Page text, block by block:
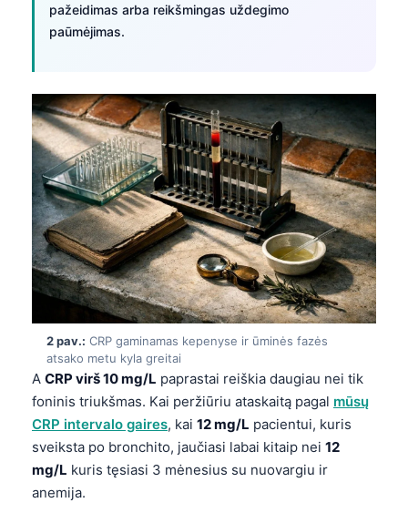
pažeidimas arba reikšmingas uždegimo
paūmėjimas.
2 pav.: CRP gaminamas kepenyse ir ūminės fazės
atsako metu kyla greitai
A CRP virš 10 mg/L paprastai reiškia daugiau nei tik
foninis triukšmas. Kai peržiūriu ataskaitą pagal mūsų
CRP intervalo gaires, kai 12 mg/L pacientui, kuris
sveiksta po bronchito, jaučiasi labai kitaip nei 12
mg/L kuris tęsiasi 3 mėnesius su nuovargiu ir
anemija.